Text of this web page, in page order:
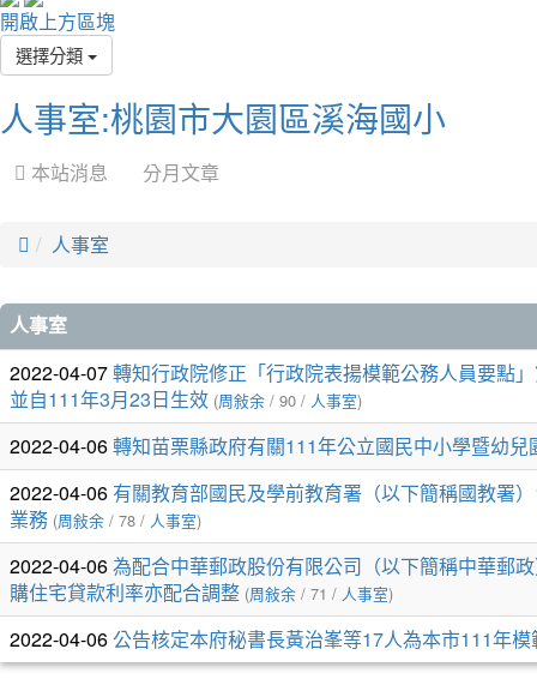
開啟上方區塊
選擇分類
人事室:桃園市大園區溪海國小
 本站消息 分月文章
 人事室
文
章
列
表
人事室
2022-04-07轉知行政院修正「行政院表揚模範公務人員要點
並自111年3月23日生效 (周敍余 / 90 / 人事室)
2022-04-06轉知苗栗縣政府有關111年公立國民中小學暨幼
2022-04-06 有關教育部國民及學前教育署（以下簡稱國教署
業務 (周敍余 / 78 / 人事室)
2022-04-06為配合中華郵政股份有限公司（以下簡稱中華郵
購住宅貸款利率亦配合調整 (周敍余 / 71 / 人事室)
2022-04-06公告核定本府秘書長黃治峯等17人為本市111年